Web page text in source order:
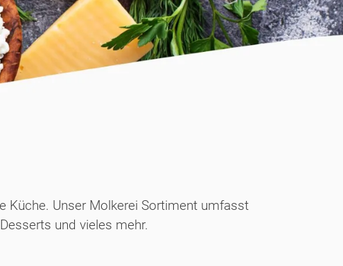
Küche. Unser Molkerei Sortiment umfasst
und vieles mehr.